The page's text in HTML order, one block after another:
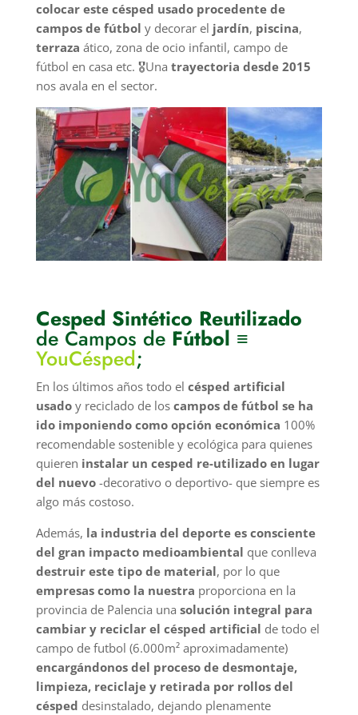
colocar este césped usado procedente de
campos de fútbol y decorar el jardín, piscina,
terraza ático, zona de ocio infantil, campo de
fútbol en casa etc. 🎖️Una trayectoria desde 2015
nos avala en el sector.
Cesped Sintético Reutilizado
de Campos de Fútbol ≡
YouCésped;
En los últimos años todo el césped artificial
usadoy reciclado de los campos de fútbol se ha
ido imponiendo como opción económica 100%
recomendable sostenible y ecológica para quienes
quieren instalar un cesped re-utilizado en lugar
del nuevo-decorativo o deportivo- que siempre es
algo más costoso.
Además, la industria del deporte es consciente
del gran impacto medioambiental que conlleva
destruir este tipo de material, por lo que
empresas como la nuestra proporciona en la
provincia de Palencia una solución integral para
cambiar y reciclar el césped artificial de todo el
campo de futbol (6.000m² aproximadamente)
encargándonos del proceso de desmontaje,
limpieza, reciclaje y retirada por rollos del
césped desinstalado, dejando plenamente